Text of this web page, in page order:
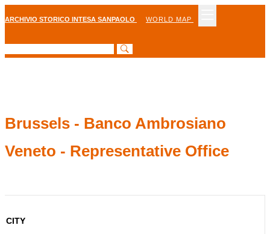
ARCHIVIO STORICO INTESA SANPAOLO WORLD MAP
Brussels - Banco Ambrosiano
Veneto - Representative Office
CITY